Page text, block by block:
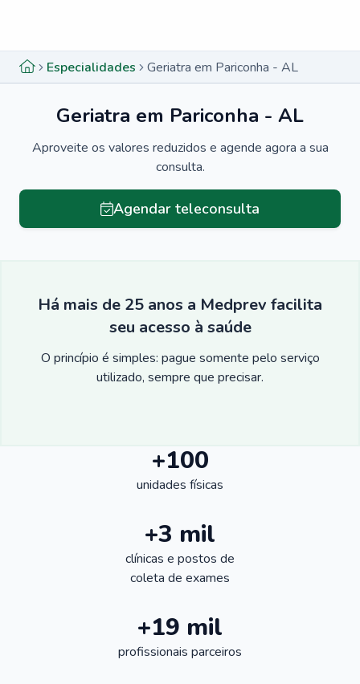
Especialidades Geriatra em Pariconha - AL
Geriatra em Pariconha - AL
Aproveite os valores reduzidos e agende agora a sua
consulta.
Agendar teleconsulta
Há mais de 25 anos a Medprev facilita
seu acesso à saúde
O princípio é simples: pague somente pelo serviço
utilizado, sempre que precisar.
+100
unidades físicas
+3 mil
clínicas e postos de
coleta de exames
+19 mil
profissionais parceiros